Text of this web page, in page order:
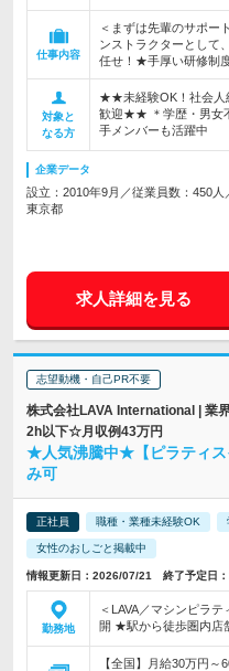
仕事内容
＜まずは先輩のサポー
ンストラクターとして
任せ！★手厚い研修制
対象と
なる方
★★未経験OK！社会人
歓迎★★ ＊学歴・男女
手メンバーも活躍中
企業データ
設立：2010年9月／従業員数：450人
東京都
求人詳細を見る
志望動機・自己PR不要
株式会社LAVA International | 業
2h以下☆月収例43万円
★人気沸騰中★【ピラティス
み可
正社員 職種・業種未経験OK
女性のおしごと掲載中
情報更新日：2026/07/21 終了予定日
勤務地
＜LAVA／マシンピラ
開 ★駅から徒歩圏内店
【全国】月給30万円～